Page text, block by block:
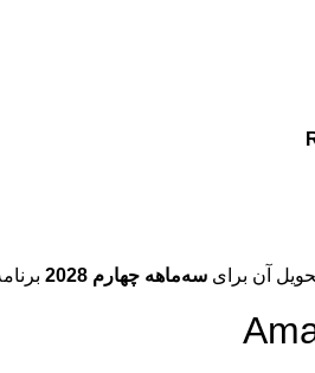
آن برای سه‌ماهه چهارم 2028